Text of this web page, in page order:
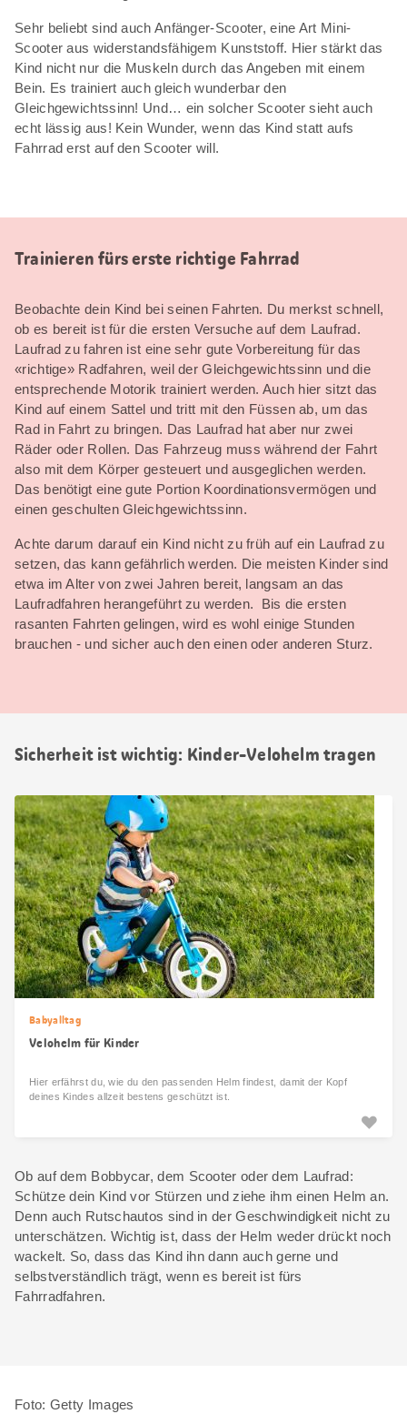
Sehr beliebt sind auch Anfänger-Scooter, eine Art Mini-
Scooter aus widerstandsfähigem Kunststoff. Hier stärkt das
Kind nicht nur die Muskeln durch das Angeben mit einem
Bein. Es trainiert auch gleich wunderbar den
Gleichgewichtssinn! Und… ein solcher Scooter sieht auch
echt lässig aus! Kein Wunder, wenn das Kind statt aufs
Fahrrad erst auf den Scooter will.
Trainieren fürs erste richtige Fahrrad
Beobachte dein Kind bei seinen Fahrten. Du merkst schnell,
ob es bereit ist für die ersten Versuche auf dem Laufrad.
Laufrad zu fahren ist eine sehr gute Vorbereitung für das
«richtige» Radfahren, weil der Gleichgewichtssinn und die
entsprechende Motorik trainiert werden. Auch hier sitzt das
Kind auf einem Sattel und tritt mit den Füssen ab, um das
Rad in Fahrt zu bringen. Das Laufrad hat aber nur zwei
Räder oder Rollen. Das Fahrzeug muss während der Fahrt
also mit dem Körper gesteuert und ausgeglichen werden.
Das benötigt eine gute Portion Koordinationsvermögen und
einen geschulten Gleichgewichtssinn.
Achte darum darauf ein Kind nicht zu früh auf ein Laufrad zu
setzen, das kann gefährlich werden. Die meisten Kinder sind
etwa im Alter von zwei Jahren bereit, langsam an das
Laufradfahren herangeführt zu werden. Bis die ersten
rasanten Fahrten gelingen, wird es wohl einige Stunden
brauchen - und sicher auch den einen oder anderen Sturz.
Sicherheit ist wichtig: Kinder-Velohelm tragen
Babyalltag
Velohelm für Kinder
Hier erfährst du, wie du den passenden Helm findest, damit der Kopf
deines Kindes allzeit bestens geschützt ist.
Ob auf dem Bobbycar, dem Scooter oder dem Laufrad:
Schütze dein Kind vor Stürzen und ziehe ihm einen Helm an.
Denn auch Rutschautos sind in der Geschwindigkeit nicht zu
unterschätzen. Wichtig ist, dass der Helm weder drückt noch
wackelt. So, dass das Kind ihn dann auch gerne und
selbstverständlich trägt, wenn es bereit ist fürs
Fahrradfahren.
Foto: Getty Images